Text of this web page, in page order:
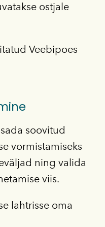
ostjale
Veebipoes
soovitud
vormistamiseks
ning valida
viis.
lahtrisse oma